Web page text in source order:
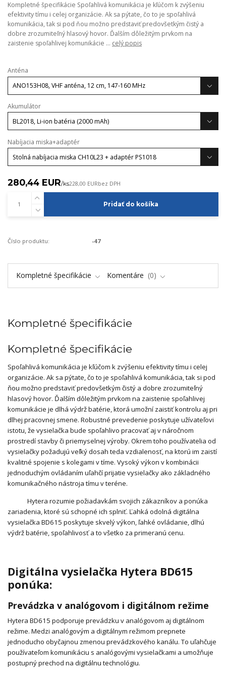
Kompletné špecifikácie Spoľahlivá komunikácia je kľúčom k zvýšeniu
efektivity tímu i celej organizácie. Ak sa pýtate, čo to je spoľahlivá
komunikácia, tak si pod ňou možno predstaviť predovšetkým čistý a
dobre zrozumiteľný hlasový hovor. Ďalším dôležitým prvkom na
zaistenie spoľahlivej komunikácie ... celý popis
Anténa
Akumulátor
Nabíjacia miska+adaptér
280,44 EUR/ks228,00 EURbez DPH
Pridať do košíka
Číslo produktu: -47
Kompletné špecifikácie Komentáre 0
Kompletné špecifikácie
Kompletné špecifikácie
Spoľahlivá komunikácia je kľúčom k zvýšeniu efektivity tímu i celej
organizácie. Ak sa pýtate, čo to je spoľahlivá komunikácia, tak si pod
ňou možno predstaviť predovšetkým čistý a dobre zrozumiteľný
hlasový hovor. Ďalším dôležitým prvkom na zaistenie spoľahlivej
komunikácie je dlhá výdrž batérie, ktorá umožní zaistiť kontrolu aj pri
dlhej pracovnej smene. Robustné prevedenie poskytuje užívateľovi
istotu, že vysielačka bude spoľahlivo pracovať aj v náročnom
prostredí stavby či priemyselnej výroby. Okrem toho používatelia od
vysielačky požadujú veľký dosah teda vzdialenosť, na ktorú im zaistí
kvalitné spojenie s kolegami v tíme. Vysoký výkon v kombinácii
jednoduchým ovládaním uľahčí prijatie vysielačky ako základného
komunikačného nástroja tímu v teréne.
Hytera rozumie požiadavkám svojich zákazníkov a ponúka
zariadenia, ktoré sú schopné ich splniť. Ľahká odolná digitálna
vysielačka BD615 poskytuje skvelý výkon, ľahké ovládanie, dlhú
výdrž batérie, spoľahlivosť a to všetko za primeranú cenu.
Digitálna vysielačka Hytera BD615
ponúka:
Prevádzka v analógovom i digitálnom režime
Hytera BD615 podporuje prevádzku v analógovom aj digitálnom
režime. Medzi analógovým a digitálnym režimom prepnete
jednoducho obyčajnou zmenou prevádzkového kanálu. To uľahčuje
používateľom komunikáciu s analógovými vysielačkami a umožňuje
postupný prechod na digitálnu technológiu.